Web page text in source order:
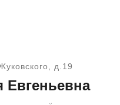
д.19
Евгеньевна